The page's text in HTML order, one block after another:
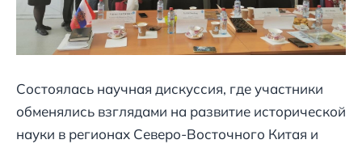
Состоялась научная дискуссия, где участники
обменялись взглядами на развитие исторической
науки в регионах Северо-Восточного Китая и